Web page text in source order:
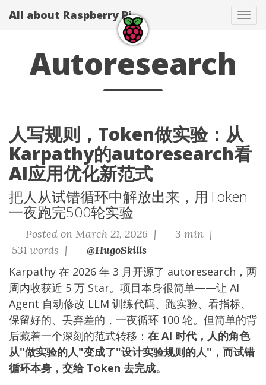
All about Raspberry Pi
Autoresearch
人写规则，Token做实验：从
Karpathy的autoresearch看
AI应用优化新范式
把人从试错循环中解放出来，用Token
一夜跑完500轮实验
Posted on March 21, 2026 |
3 min |
531 words |
@HugoSkills
Karpathy 在 2026 年 3 月开源了 autoresearch ，两
周内收获近 5 万 Star。项目本身很简单——让 AI
Agent 自动修改 LLM 训练代码、跑实验、看指标、
保留好的、丢弃差的，一夜循环 100 轮。但简单的背
后藏着一个深刻的范式转移： 在 AI 时代，人的角色
从"做实验的人"变成了"设计实验规则的人"，而试错
循环本身，交给 Token 去完成。